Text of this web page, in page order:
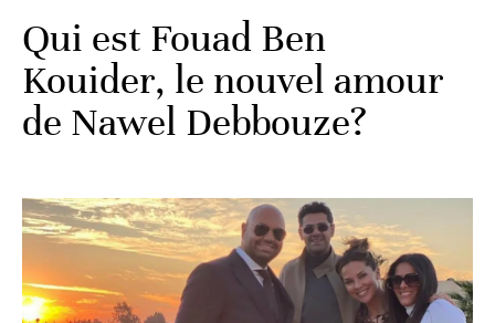
Qui est Fouad Ben
Kouider, le nouvel amour
de Nawel Debbouze?